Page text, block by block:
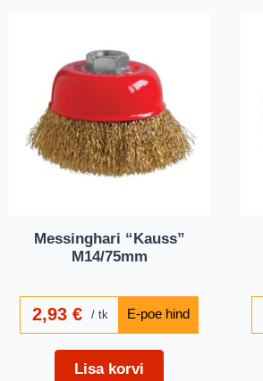
Messinghari “Kauss”
M14/75mm
2,93€ tk
Lisa korvi